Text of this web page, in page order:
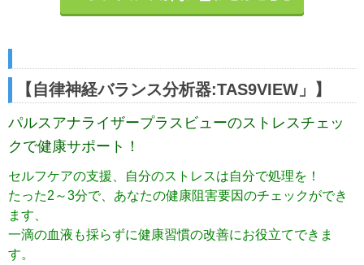
【自律神経バランス分析器:TAS9VIEW」】
パルスアナライザープラスビューのストレスチェッ
クで健康サポート！
セルフケアの支援、自分のストレスは自分で処理を！
たった2～3分で、あなたの健康阻害要因のチェックができ
ます、
一滴の血液も採らずに健康習慣の改善にお役立てできま
す。